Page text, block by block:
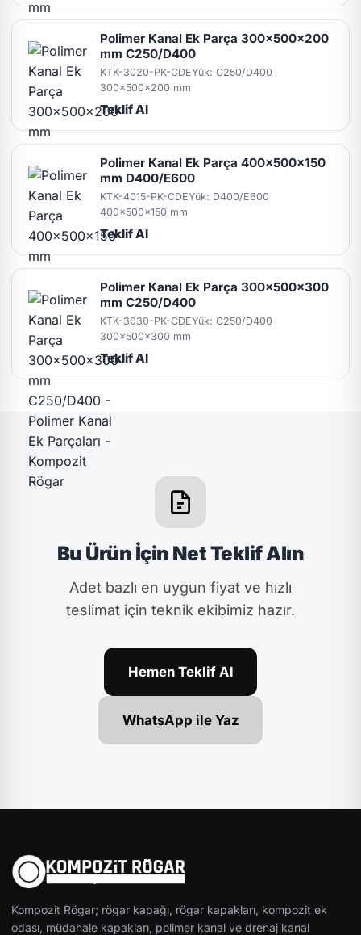
Polimer Kanal Ek Parça 300x500x200
mm C250/D400
KTK-3020-PK-CDEYük: C250/D400
300x500x200 mm
Teklif Al
Polimer Kanal Ek Parça 400x500x150
mm D400/E600
KTK-4015-PK-CDEYük: D400/E600
400x500x150 mm
Teklif Al
Polimer Kanal Ek Parça 300x500x300
mm C250/D400
KTK-3030-PK-CDEYük: C250/D400
300x500x300 mm
Teklif Al
Bu Ürün İçin Net Teklif Alın
Adet bazlı en uygun fiyat ve hızlı
teslimat için teknik ekibimiz hazır.
Hemen Teklif Al
WhatsApp ile Yaz
Kompozit Rögar; rögar kapağı, rögar kapakları, kompozit ek
odası, müdahale kapakları, polimer kanal ve drenaj kanal